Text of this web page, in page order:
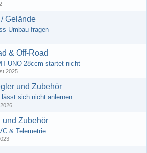
Gelände
Umbau fragen
& Off-Road
UNO 28ccm startet nicht
2025
und Zubehör
sich nicht anlernen
und Zubehör
& Telemetrie